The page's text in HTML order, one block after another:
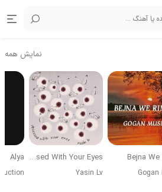
نمایش همه
Bejna
Obsessed With Your Eyes
Yasin Lv
Alya